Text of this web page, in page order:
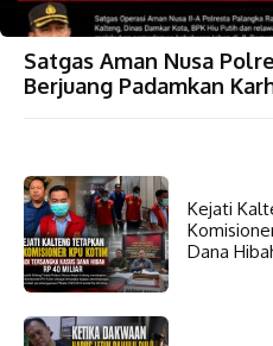
Satgas Aman Nusa
Berjuang Padamkan
Kejati
Dana